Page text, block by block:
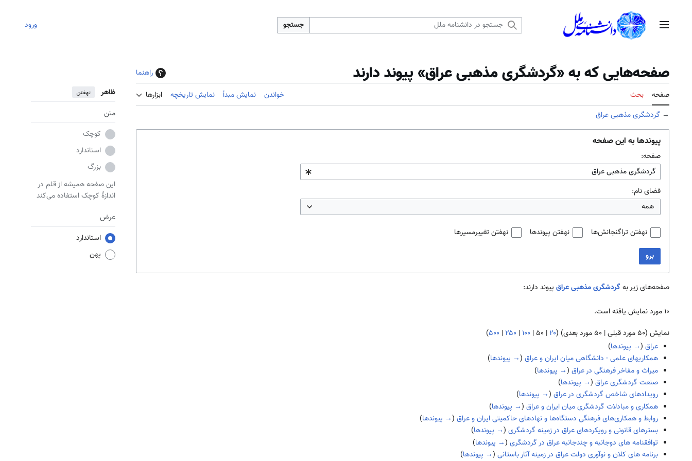
منوی اصلی جستجو ورود
صفحه‌هایی که به «گردشگری مذهبی عراق» پیوند دارند
راهنما
صفحه
بحث خواندن نمایش مبدأ نمایش تاریخچه ابزارها ظاهر نهفتن
متن
کوچک
استاندارد
بزرگ
این صفحه همیشه از قلم در
اندازهٔ کوچک استفاده می‌کند
عرض
استاندارد
پهن
→ گردشگری مذهبی عراق
پیوندها به این صفحه
صفحه:
فضای نام:
همه
نهفتن تراگنجانش‌ها نهفتن پیوندها نهفتن تغییرمسیرها
برو
صفحه‌های زیر به گردشگری مذهبی عراق پیوند دارند:
۱۰ مورد نمایش یافته است.
نمایش (۵۰ مورد قبلی | ۵۰ مورد بعدی ) (۲۰ | ۵۰| ۱۰۰ | ۲۵۰ | ۵۰۰)
عراق (→ پیوندها)
همکاریهای علمی - دانشگاهی میان ایران و عراق (→ پیوندها)
میراث و مفاخر فرهنگی در عراق (→ پیوندها)
صنعت گردشگری عراق (→ پیوندها)
رویدادهای شاخص گردشگری در عراق (→ پیوندها)
همکاری و مبادلات گردشگری میان ایران و عراق (→ پیوندها)
روابط و همکاری‌های فرهنگی دستگاه‌ها و نهادهای حاکمیتی ایران و عراق (→ پیوندها)
بسترهای قانونی و رویکردهای عراق در زمینه گردشگری (→ پیوندها)
توافقنامه های دوجانبه و چندجانبه عراق در گردشگری (→ پیوندها)
برنامه های کلان و نوآوری دولت عراق در زمینه آثار باستانی (→ پیوندها)